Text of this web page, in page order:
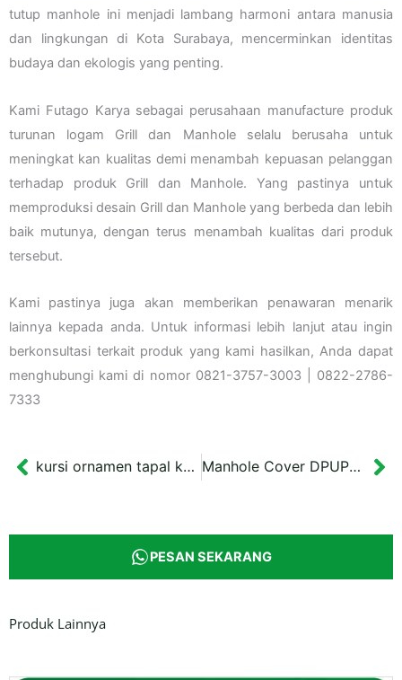
tutup manhole ini menjadi lambang harmoni antara manusia
dan lingkungan di Kota Surabaya, mencerminkan identitas
budaya dan ekologis yang penting.
Kami Futago Karya sebagai perusahaan manufacture produk
turunan logam Grill dan Manhole selalu berusaha untuk
meningkat kan kualitas demi menambah kepuasan pelanggan
terhadap produk Grill dan Manhole. Yang pastinya untuk
memproduksi desain Grill dan Manhole yang berbeda dan lebih
baik mutunya, dengan terus menambah kualitas dari produk
tersebut.
Kami pastinya juga akan memberikan penawaran menarik
lainnya kepada anda. Untuk informasi lebih lanjut atau ingin
berkonsultasi terkait produk yang kami hasilkan, Anda dapat
menghubungi kami di nomor 0821-3757-3003 | 0822-2786-
7333
Prev kursi ornamen tapal kuda tanpa sandaran Manhole Cover DPUPR Kab.Tegal
PESAN SEKARANG
Produk Lainnya